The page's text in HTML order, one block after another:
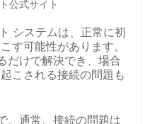
公式サイト
システムは、正常に初
す可能性があります。
だけで解決でき、場合
こされる接続の問題も
、通常、接続の問題は